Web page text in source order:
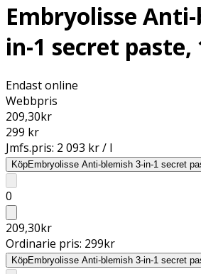
Embryolisse
in-1 secret paste,
Endast online
Webbpris
209,30kr
299 kr
Jmfs.pris: 2 093 kr / l
KöpEmbryolisse Anti-blemish 3-in-1 secret
0
209,30kr
Ordinarie pris: 299kr
KöpEmbryolisse Anti-blemish 3-in-1 secret